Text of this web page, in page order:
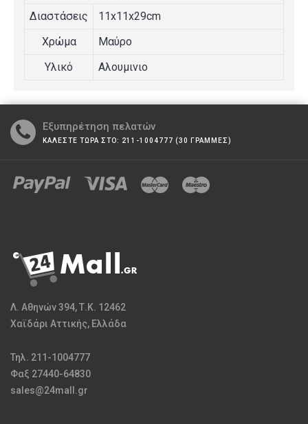
Διαστάσεις
11x11x29cm
Χρώμα
Μαύρο
Υλικό
Αλουμινιο
Εξυπηρέτηση πελατών
ΚΑΛΕΣΤΕ ΤΩΡΑ ΣΤΟ: 211-1004777 (30 ΓΡΑΜΜΕΣ)
Λ. Αθηνών 394, Τ.Κ. 12462
Χαϊδάρι Αττικής, Ελλάδα
Τηλ. 211-1004777
Φαξ 27440-64830
sales@24mall.gr